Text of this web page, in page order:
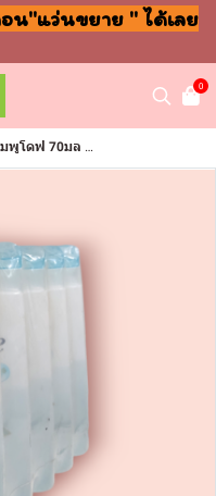
น"แว่นขยาย " ได้เลย
0
ฟ 70มล แพ็ค6ชิ้น วอลุ่มนิวทิสเมน